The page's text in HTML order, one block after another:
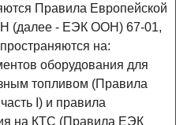
Правила Европейской
(далее - ЕЭК ООН) 67-01,
на:
оборудования для
топливом (Правила
I) и правила
на КТС (Правила ЕЭК